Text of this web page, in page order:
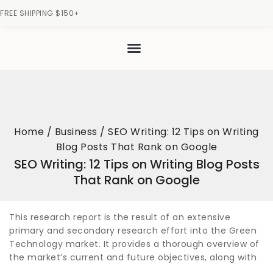
FREE SHIPPING $150+
Home / Business / SEO Writing: 12 Tips on Writing
Blog Posts That Rank on Google
SEO Writing: 12 Tips on Writing Blog Posts
That Rank on Google
This research report is the result of an extensive
primary and secondary research effort into the Green
Technology market. It provides a thorough overview of
the market’s current and future objectives, along with